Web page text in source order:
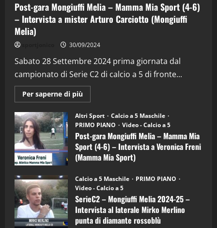
Post-gara Mongiuffi Melia – Mamma Mia Sport (4-6)
– Intervista a mister Arturo Carciotto (Mongiuffi
Melia)
30/09/2024
Sabato 28 Settembre 2024 prima giornata dal
campionato di Serie C2 di calcio a 5 di fronte...
Per saperne di più
informazioni
Post-
gara
Mongiuffi
Melia
–
Mamma
Mia
Sport
6)
–
Intervista
a
mister
Arturo
Carciotto
(Mongiuffi
Altri Sport
Calcio a 5 Maschile
PRIMO PIANO
Video - Calcio a 5
Post-gara Mongiuffi Melia – Mamma Mia
Sport (4-6) – Intervista a Veronica Freni
(Mamma Mia Sport)
Calcio a 5 Maschile
PRIMO PIANO
Video - Calcio a 5
SerieC2 – Mongiuffi Melia 2024-25 –
Intervista al laterale Mirko Merlino
punta di diamante rossoblù
2
“SportEmpire” in Podcast: 29^ Puntata
(Martedi 28 Aprile 2026)
28/04/2026
3
"SportEmpire" in Podcast
“SportEmpire” in Podcast: 28^ Puntata
(Martedi 21 Aprile 2026)
21/04/2026
4
“SportEmpire” in Podcast: 27^ Puntata
(Martedi 14 Aprile 2026)
15/04/2026